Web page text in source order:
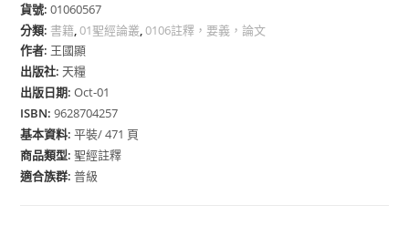
貨號:01060567
分類: 書籍,01聖經論叢,0106註釋，要義，論文
作者: 王國顯
出版社:天糧
出版日期:Oct-01
ISBN:9628704257
基本資料:平裝/ 471 頁
商品類型:聖經註釋
適合族群:普級